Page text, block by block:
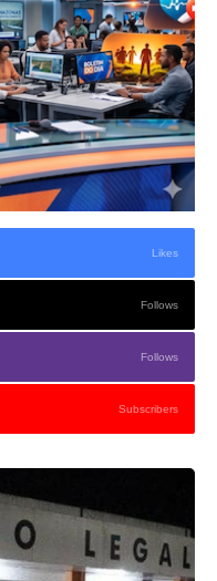
Likes
Follows
Follows
Subscribers